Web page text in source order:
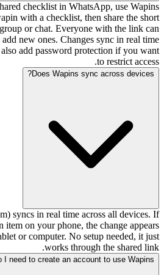
checklist in WhatsApp, use Wapins
with a checklist, then share the short
or chat. Everyone with the link can
new ones. Changes sync in real time
add password protection if you want
to restrict access.
Does Wapins sync across devices?
syncs in real time across all devices. If
item on your phone, the change appears
or computer. No setup needed, it just
works through the shared link.
I need to create an account to use Wapins?